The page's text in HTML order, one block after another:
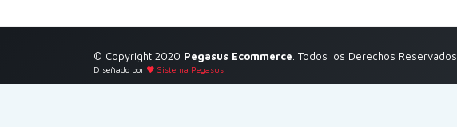
© Copyright 2020 Pegasus Ecommerce . Todos los Derechos Reservados
Diseñado por Sistema Pegasus